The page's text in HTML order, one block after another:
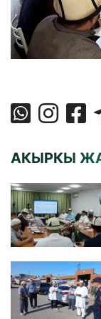
АКЫРКЫ